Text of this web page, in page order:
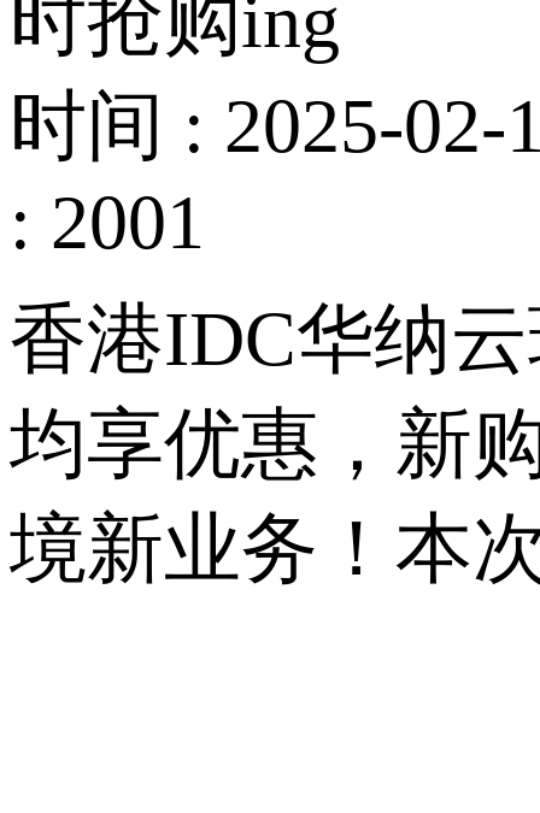
时抢购ing
时间 : 2025-02-
: 2001
香港IDC华纳
均享优惠，新
境新业务！本